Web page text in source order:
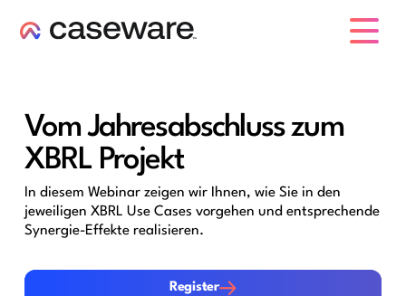
Vom Jahresabschluss zum
XBRL Projekt
In diesem Webinar zeigen wir Ihnen, wie Sie in den
jeweiligen XBRL Use Cases vorgehen und entsprechende
Synergie-Effekte realisieren.
Register
Register